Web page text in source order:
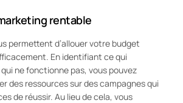
rentable
permettent d’allouer votre budget
En identifiant ce qui
ne fonctionne pas, vous pouvez
des ressources sur des campagnes qui
de réussir. Au lieu de cela, vous